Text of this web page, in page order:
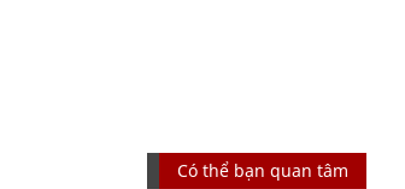
Có thể bạn quan tâm